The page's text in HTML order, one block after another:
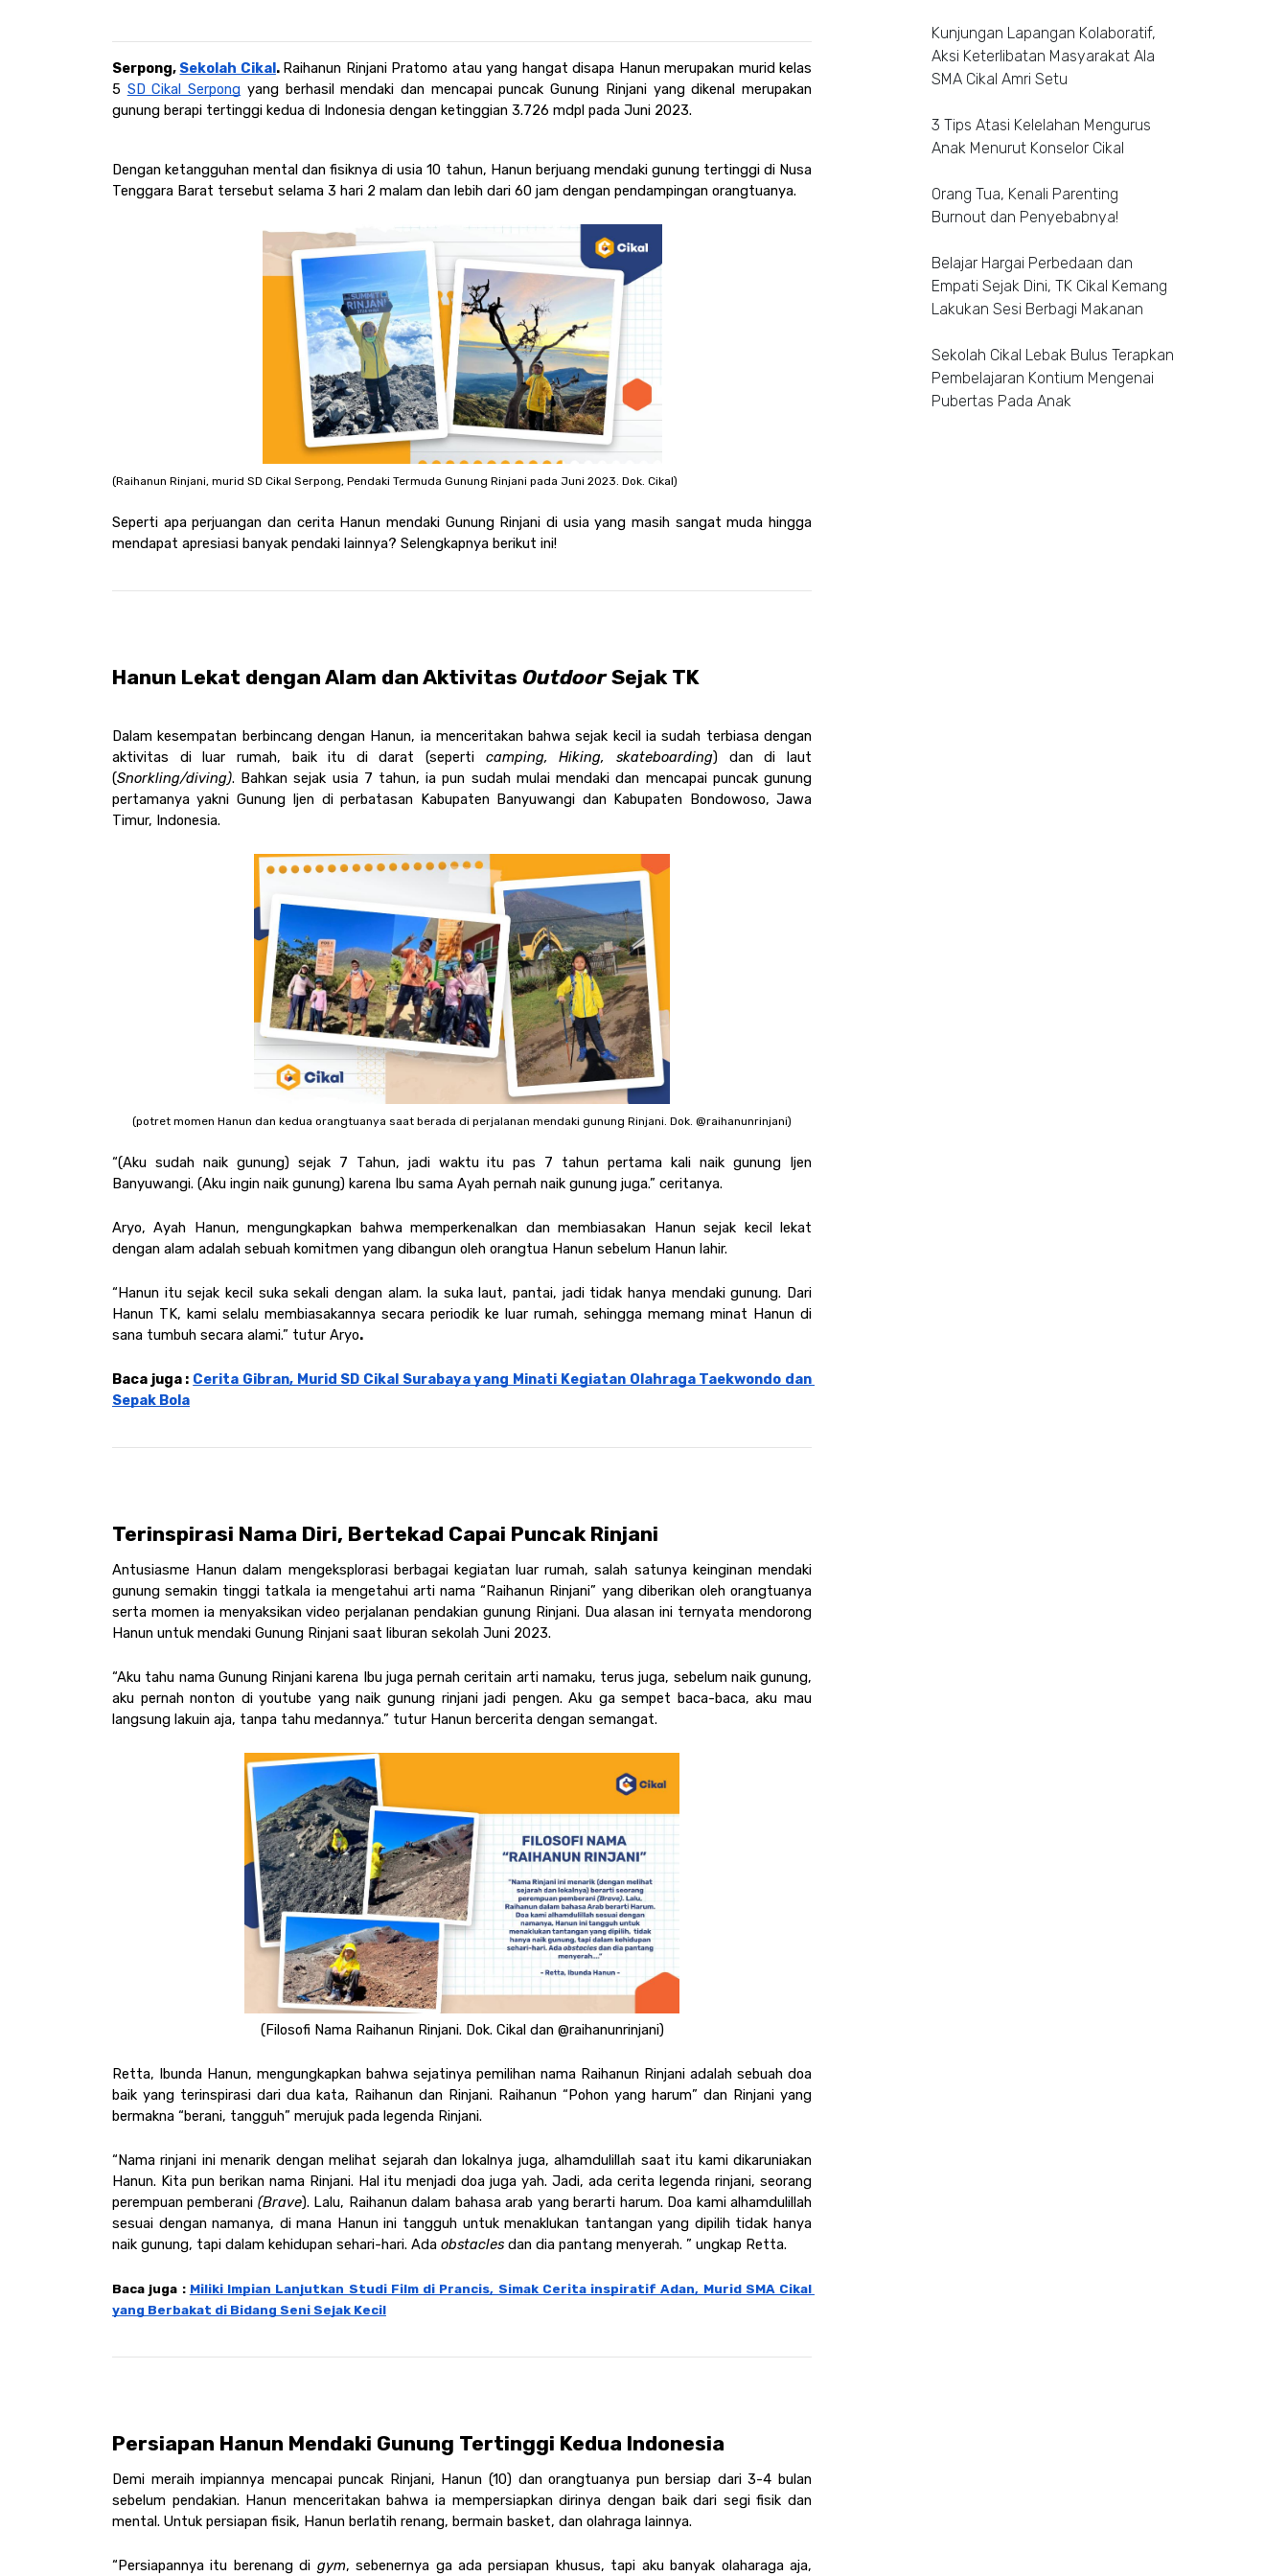
Serpong, Sekolah Cikal. Raihanun Rinjani Pratomo atau yang hangat disapa Hanun merupakan murid kelas
5 SD Cikal Serpong yang berhasil mendaki dan mencapai puncak Gunung Rinjani yang dikenal merupakan
gunung berapi tertinggi kedua di Indonesia dengan ketinggian 3.726 mdpl pada Juni 2023.
Dengan ketangguhan mental dan fisiknya di usia 10 tahun, Hanun berjuang mendaki gunung tertinggi di Nusa
Tenggara Barat tersebut selama 3 hari 2 malam dan lebih dari 60 jam dengan pendampingan orangtuanya.
(Raihanun Rinjani, murid SD Cikal Serpong, Pendaki Termuda Gunung Rinjani pada Juni 2023. Dok. Cikal)
Seperti apa perjuangan dan cerita Hanun mendaki Gunung Rinjani di usia yang masih sangat muda hingga
mendapat apresiasi banyak pendaki lainnya? Selengkapnya berikut ini!
Hanun Lekat dengan Alam dan Aktivitas Outdoor Sejak TK
Dalam kesempatan berbincang dengan Hanun, ia menceritakan bahwa sejak kecil ia sudah terbiasa dengan
aktivitas di luar rumah, baik itu di darat (seperti camping, Hiking, skateboarding) dan di laut
(Snorkling/diving). Bahkan sejak usia 7 tahun, ia pun sudah mulai mendaki dan mencapai puncak gunung
pertamanya yakni Gunung Ijen di perbatasan Kabupaten Banyuwangi dan Kabupaten Bondowoso, Jawa
Timur, Indonesia.
(potret momen Hanun dan kedua orangtuanya saat berada di perjalanan mendaki gunung Rinjani. Dok. @raihanunrinjani)
“(Aku sudah naik gunung) sejak 7 Tahun, jadi waktu itu pas 7 tahun pertama kali naik gunung Ijen
Banyuwangi. (Aku ingin naik gunung) karena Ibu sama Ayah pernah naik gunung juga.” ceritanya.
Aryo, Ayah Hanun, mengungkapkan bahwa memperkenalkan dan membiasakan Hanun sejak kecil lekat
dengan alam adalah sebuah komitmen yang dibangun oleh orangtua Hanun sebelum Hanun lahir.
“Hanun itu sejak kecil suka sekali dengan alam. Ia suka laut, pantai, jadi tidak hanya mendaki gunung. Dari
Hanun TK, kami selalu membiasakannya secara periodik ke luar rumah, sehingga memang minat Hanun di
sana tumbuh secara alami.” tutur Aryo.
Baca juga : Cerita Gibran, Murid SD Cikal Surabaya yang Minati Kegiatan Olahraga Taekwondo dan
Sepak Bola
Terinspirasi Nama Diri, Bertekad Capai Puncak Rinjani
Antusiasme Hanun dalam mengeksplorasi berbagai kegiatan luar rumah, salah satunya keinginan mendaki
gunung semakin tinggi tatkala ia mengetahui arti nama “Raihanun Rinjani” yang diberikan oleh orangtuanya
serta momen ia menyaksikan video perjalanan pendakian gunung Rinjani. Dua alasan ini ternyata mendorong
Hanun untuk mendaki Gunung Rinjani saat liburan sekolah Juni 2023.
“Aku tahu nama Gunung Rinjani karena Ibu juga pernah ceritain arti namaku, terus juga, sebelum naik gunung,
aku pernah nonton di youtube yang naik gunung rinjani jadi pengen. Aku ga sempet baca-baca, aku mau
langsung lakuin aja, tanpa tahu medannya.” tutur Hanun bercerita dengan semangat.
(Filosofi Nama Raihanun Rinjani. Dok. Cikal dan @raihanunrinjani)
Retta, Ibunda Hanun, mengungkapkan bahwa sejatinya pemilihan nama Raihanun Rinjani adalah sebuah doa
baik yang terinspirasi dari dua kata, Raihanun dan Rinjani. Raihanun “Pohon yang harum” dan Rinjani yang
bermakna “berani, tangguh” merujuk pada legenda Rinjani.
“Nama rinjani ini menarik dengan melihat sejarah dan lokalnya juga, alhamdulillah saat itu kami dikaruniakan
Hanun. Kita pun berikan nama Rinjani. Hal itu menjadi doa juga yah. Jadi, ada cerita legenda rinjani, seorang
perempuan pemberani (Brave). Lalu, Raihanun dalam bahasa arab yang berarti harum. Doa kami alhamdulillah
sesuai dengan namanya, di mana Hanun ini tangguh untuk menaklukan tantangan yang dipilih tidak hanya
naik gunung, tapi dalam kehidupan sehari-hari. Ada obstacles dan dia pantang menyerah. ” ungkap Retta.
Baca juga : Miliki Impian Lanjutkan Studi Film di Prancis, Simak Cerita inspiratif Adan, Murid SMA Cikal
yang Berbakat di Bidang Seni Sejak Kecil
Persiapan Hanun Mendaki Gunung Tertinggi Kedua Indonesia
Demi meraih impiannya mencapai puncak Rinjani, Hanun (10) dan orangtuanya pun bersiap dari 3-4 bulan
sebelum pendakian. Hanun menceritakan bahwa ia mempersiapkan dirinya dengan baik dari segi fisik dan
mental. Untuk persiapan fisik, Hanun berlatih renang, bermain basket, dan olahraga lainnya.
“Persiapannya itu berenang di gym, sebenernya ga ada persiapan khusus, tapi aku banyak olaharaga aja,
Kunjungan Lapangan Kolaboratif,
Aksi Keterlibatan Masyarakat Ala
SMA Cikal Amri Setu
3 Tips Atasi Kelelahan Mengurus
Anak Menurut Konselor Cikal
Orang Tua, Kenali Parenting
Burnout dan Penyebabnya!
Belajar Hargai Perbedaan dan
Empati Sejak Dini, TK Cikal Kemang
Lakukan Sesi Berbagi Makanan
Sekolah Cikal Lebak Bulus Terapkan
Pembelajaran Kontium Mengenai
Pubertas Pada Anak